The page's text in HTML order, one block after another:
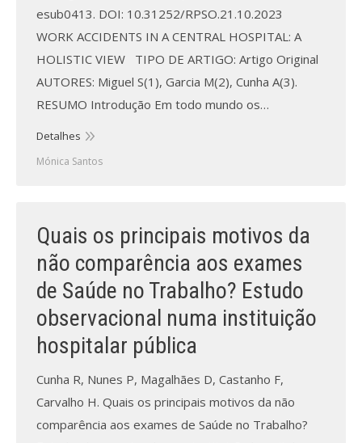
esub0413. DOI: 10.31252/RPSO.21.10.2023
WORK ACCIDENTS IN A CENTRAL HOSPITAL: A
HOLISTIC VIEW TIPO DE ARTIGO: Artigo Original
AUTORES: Miguel S(1), Garcia M(2), Cunha A(3).
RESUMO Introdução Em todo mundo os…
Detalhes
Mónica Santos
Quais os principais motivos da
não comparência aos exames
de Saúde no Trabalho? Estudo
observacional numa instituição
hospitalar pública
Cunha R, Nunes P, Magalhães D, Castanho F,
Carvalho H. Quais os principais motivos da não
comparência aos exames de Saúde no Trabalho?